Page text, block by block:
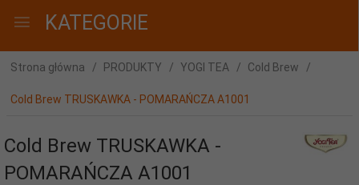
KATEGORIE
Strona główna PRODUKTY YOGI TEA Cold Brew
Cold Brew TRUSKAWKA - POMARAŃCZA A1001
Cold Brew TRUSKAWKA -
POMARAŃCZA A1001